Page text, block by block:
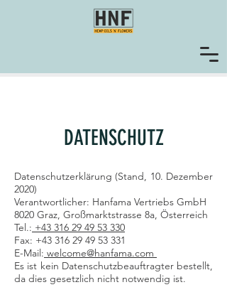
DATENSCHUTZ
Datenschutzerklärung (Stand, 10. Dezember
2020)
Verantwortlicher: Hanfama Vertriebs GmbH
8020 Graz, Großmarktstrasse 8a, Österreich
Tel.: +43 316 29 49 53 330
Fax: +43 316 29 49 53 331
E-Mail: welcome@hanfama.com
Es ist kein Datenschutzbeauftragter bestellt,
da dies gesetzlich nicht notwendig ist.